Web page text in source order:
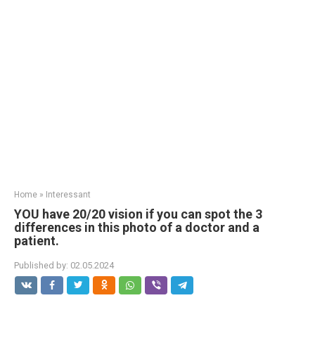
Home » Interessant
YOU have 20/20 vision if you can spot the 3
differences in this photo of a doctor and a
patient.
Published by: 02.05.2024